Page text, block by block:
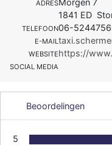
ADRES
1841 ED
TELEFOON06-
E-MAIL
WEBSITEhttps://
SOCIAL MEDIA
Beoordelingen
5